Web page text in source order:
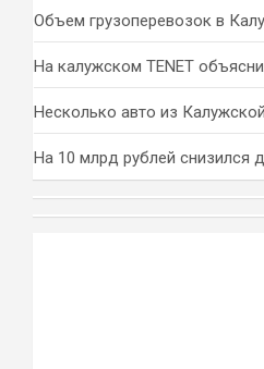
Объем грузоперевозок в
На калужском TENET
Несколько авто из
На 10 млрд рублей снизился